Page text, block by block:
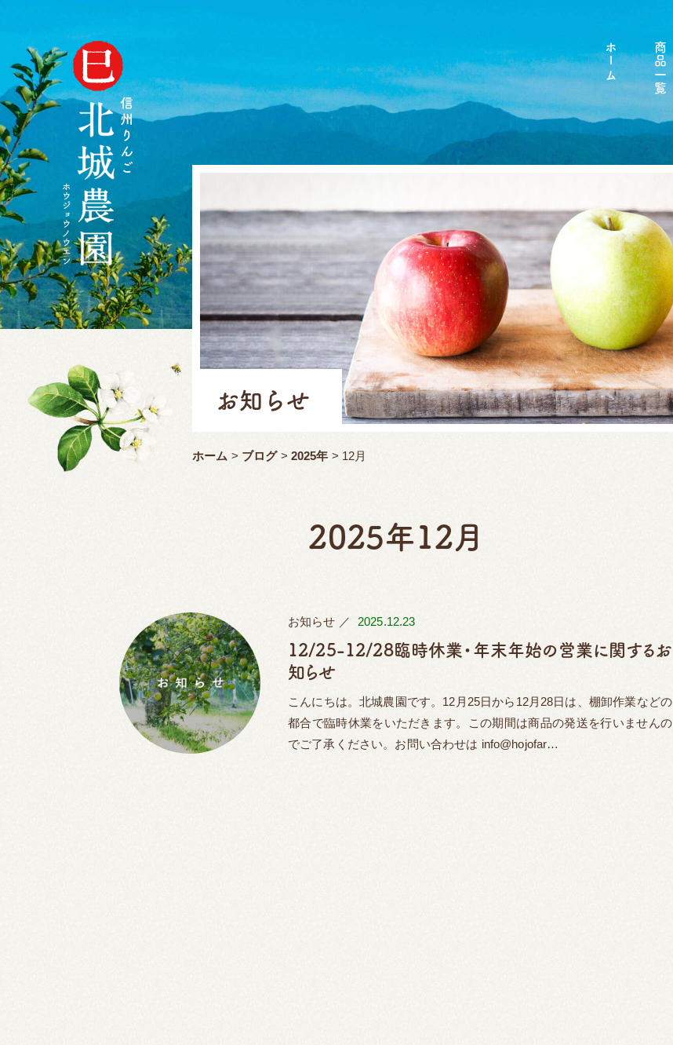
ホーム 商品一覧
ホーム > ブログ> 2025年 > 12月
お知らせ
2025年12月
お知らせ ／ 2025.12.23
12/25-12/28臨時休業・年末年始の営業に関するお
知らせ
こんにちは。北城農園です。12月25日から12月28日は、棚卸作業などの
都合で臨時休業をいただきます。この期間は商品の発送を行いませんの
でご了承ください。お問い合わせは info@hojofar…